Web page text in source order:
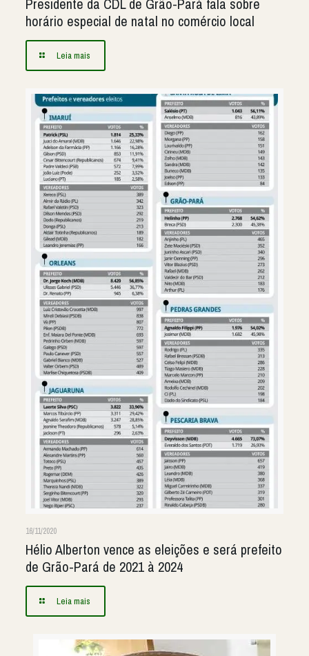
horário especial de natal no comércio local
Leia mais
16/11/2020
Hélio Alberton vence as eleições e será prefeito
de Grão-Pará de 2021 à 2024
Leia mais